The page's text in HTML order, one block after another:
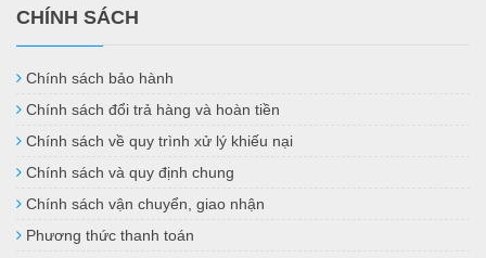
CHÍNH SÁCH
Chính sách bảo hành
Chính sách đổi trả hàng và hoàn tiền
Chính sách về quy trình xử lý khiếu nại
Chính sách và quy định chung
Chính sách vận chuyển, giao nhận
Phương thức thanh toán